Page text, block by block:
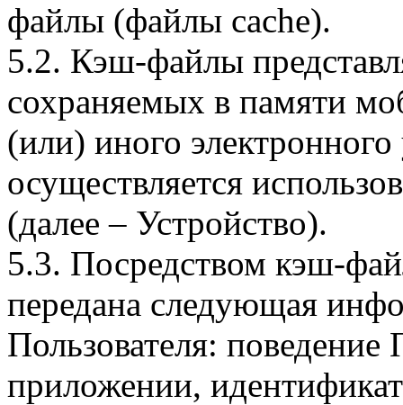
файлы (файлы cache).
5.2. Кэш-файлы
сохраняемых в памяти
(или) иного электронного
осуществляется
(далее – Устройство).
5.3. Посредством кэш-
передана следующая
Пользователя:
приложении,